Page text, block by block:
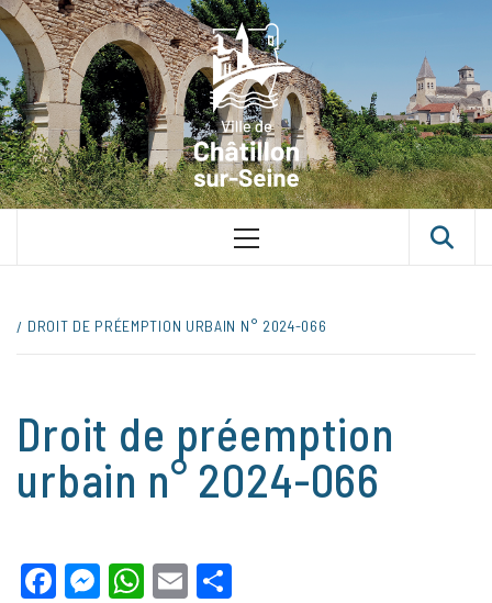
Skip
to
content
VILLE
SUR-SEINE
UNE VILLE DANS UN PARC
Primary
DROIT DE PRÉEMPTION URBAIN N° 2024-066
Droit de préemption
urbain n° 2024-066
Facebook
Messenger
WhatsApp
Email